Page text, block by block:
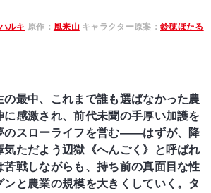
ルキ 原作： 風来山キャラクター原案：鈴穂ほたる
の最中、これまで誰も選ばなかった農
感激され、前代未聞の手厚い加護を
のスローライフを営む――はずが、降
気ただよう辺獄《へんごく》と呼ばれ
戦しながらも、持ち前の真面目な性
と農業の規模を大きくしていく。タ